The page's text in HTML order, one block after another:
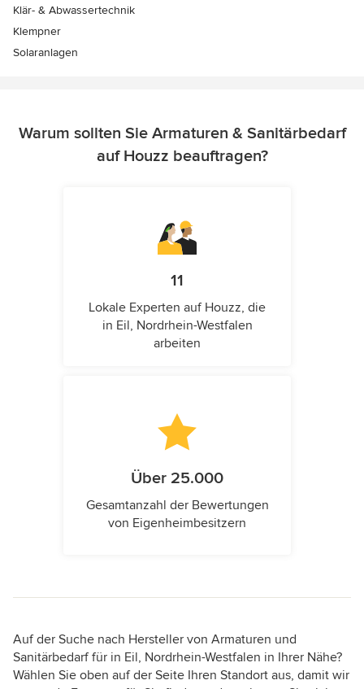
Klär- & Abwassertechnik
Klempner
Solaranlagen
Warum sollten Sie Armaturen & Sanitärbedarf
auf Houzz beauftragen?
11
Lokale Experten auf Houzz, die
in Eil, Nordrhein-Westfalen
arbeiten
Über 25.000
Gesamtanzahl der Bewertungen
von Eigenheimbesitzern
Auf der Suche nach Hersteller von Armaturen und
Sanitärbedarf für in Eil, Nordrhein-Westfalen in Ihrer Nähe?
Wählen Sie oben auf der Seite Ihren Standort aus, damit wir